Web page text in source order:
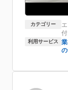
してくれまし
次回も必ずこち
カテゴリー
付
利用サービス